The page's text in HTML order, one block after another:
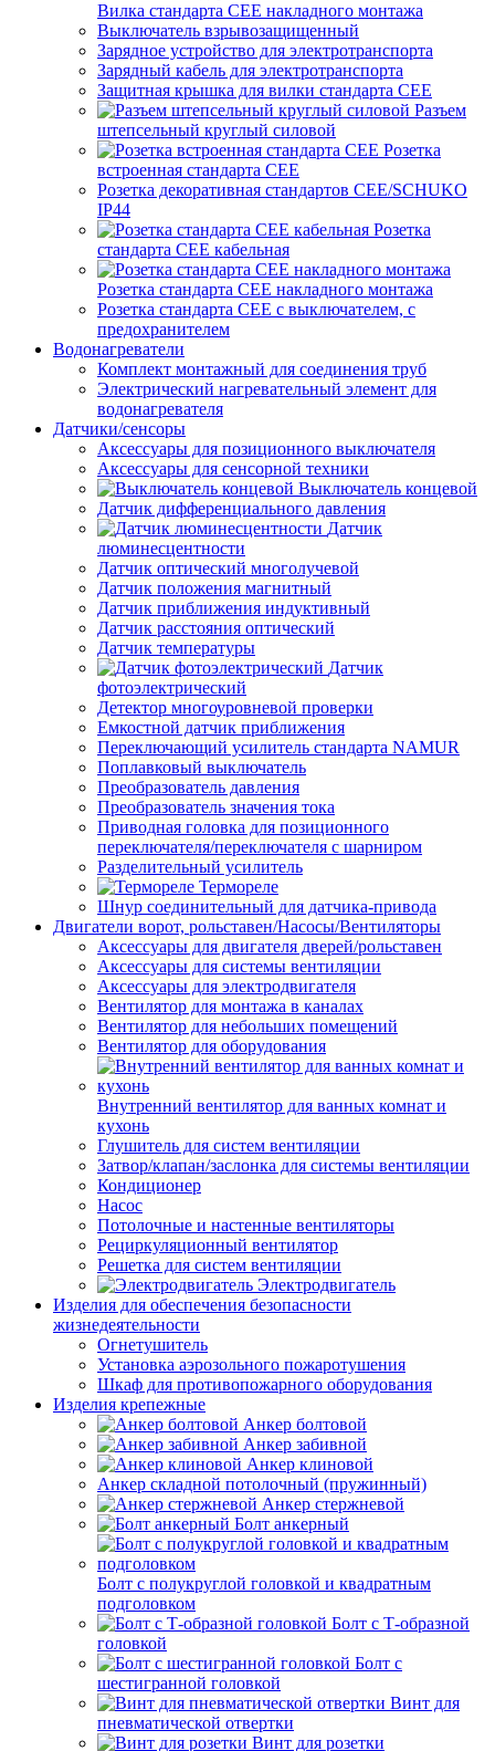
Вилка стандарта CEE накладного монтажа
Выключатель взрывозащищенный
Зарядное устройство для электротранспорта
Зарядный кабель для электротранспорта
Защитная крышка для вилки стандарта CEE
Разъем
штепсельный круглый силовой
Розетка
встроенная стандарта CEE
Розетка декоративная стандартов CEE/SCHUKO
IP44
Розетка
стандарта СЕЕ кабельная
Розетка стандарта СЕЕ накладного монтажа
Розетка стандарта СЕЕ с выключателем, с
предохранителем
Водонагреватели
Комплект монтажный для соединения труб
Электрический нагревательный элемент для
водонагревателя
Датчики/сенсоры
Аксессуары для позиционного выключателя
Аксессуары для сенсорной техники
Выключатель концевой
Датчик дифференциального давления
Датчик
люминесцентности
Датчик оптический многолучевой
Датчик положения магнитный
Датчик приближения индуктивный
Датчик расстояния оптический
Датчик температуры
Датчик
фотоэлектрический
Детектор многоуровневой проверки
Емкостной датчик приближения
Переключающий усилитель стандарта NAMUR
Поплавковый выключатель
Преобразователь давления
Преобразователь значения тока
Приводная головка для позиционного
переключателя/переключателя с шарниром
Разделительный усилитель
Термореле
Шнур соединительный для датчика-привода
Двигатели ворот, рольставен/Насосы/Вентиляторы
Аксессуары для двигателя дверей/рольставен
Аксессуары для системы вентиляции
Аксессуары для электродвигателя
Вентилятор для монтажа в каналах
Вентилятор для небольших помещений
Вентилятор для оборудования
Внутренний вентилятор для ванных комнат и
кухонь
Глушитель для систем вентиляции
Затвор/клапан/заслонка для системы вентиляции
Кондиционер
Насос
Потолочные и настенные вентиляторы
Рециркуляционный вентилятор
Решетка для систем вентиляции
Электродвигатель
Изделия для обеспечения безопасности
жизнедеятельности
Огнетушитель
Установка аэрозольного пожаротушения
Шкаф для противопожарного оборудования
Изделия крепежные
Анкер болтовой
Анкер забивной
Анкер клиновой
Анкер складной потолочный (пружинный)
Анкер стержневой
Болт анкерный
Болт с полукруглой головкой и квадратным
подголовком
Болт с Т-образной
головкой
Болт с
шестигранной головкой
Винт для
пневматической отвертки
Винт для розетки